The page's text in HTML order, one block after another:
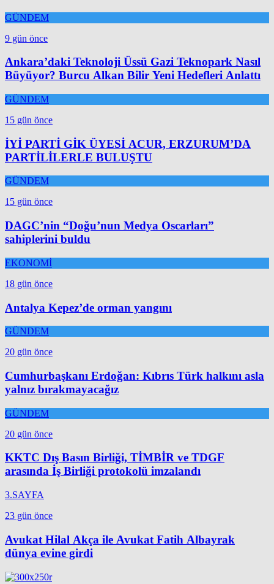
GÜNDEM
9 gün önce
Ankara’daki Teknoloji Üssü Gazi Teknopark Nasıl
Büyüyor? Burcu Alkan Bilir Yeni Hedefleri Anlattı
GÜNDEM
15 gün önce
İYİ PARTİ GİK ÜYESİ ACUR, ERZURUM’DA
PARTİLİLERLE BULUŞTU
GÜNDEM
15 gün önce
DAGC’nin “Doğu’nun Medya Oscarları”
sahiplerini buldu
EKONOMİ
18 gün önce
Antalya Kepez’de orman yangını
GÜNDEM
20 gün önce
Cumhurbaşkanı Erdoğan: Kıbrıs Türk halkını asla
yalnız bırakmayacağız
GÜNDEM
20 gün önce
KKTC Dış Basın Birliği, TİMBİR ve TDGF
arasında İş Birliği protokolü imzalandı
3.SAYFA
23 gün önce
Avukat Hilal Akça ile Avukat Fatih Albayrak
dünya evine girdi